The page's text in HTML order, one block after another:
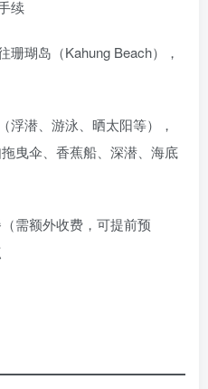
续
珊瑚岛（Kahung Beach），
浮潜、游泳、晒太阳等），
曳伞、香蕉船、深潜、海底
需额外收费，可提前预